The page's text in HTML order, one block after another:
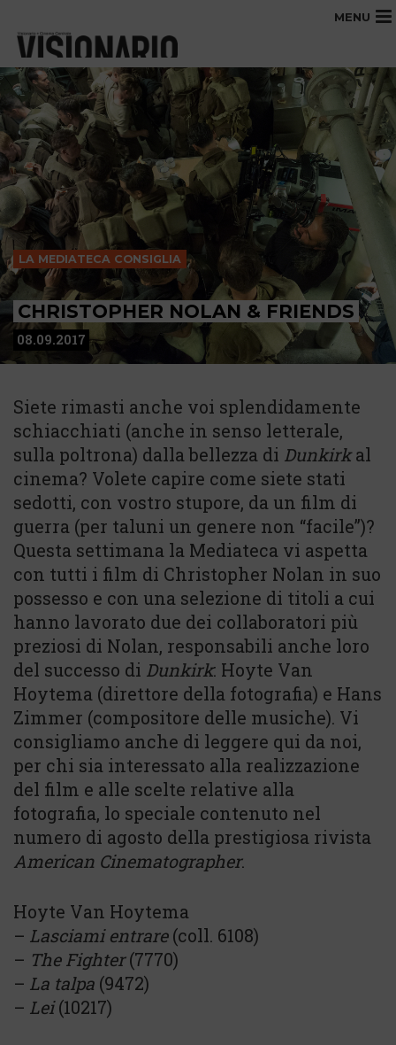
MENU
LA MEDIATECA CONSIGLIA
CHRISTOPHER NOLAN & FRIENDS
08.09.2017
Siete rimasti anche voi splendidamente
schiacchiati (anche in senso letterale,
sulla poltrona) dalla bellezza di Dunkirkal
cinema? Volete capire come siete stati
sedotti, con vostro stupore, da un film di
guerra (per taluni un genere non “facile”)?
Questa settimana la Mediateca vi aspetta
con tutti i film di Christopher Nolan in suo
possesso e con una selezione di titoli a cui
hanno lavorato due dei collaboratori più
preziosi di Nolan, responsabili anche loro
del successo di Dunkirk: Hoyte Van
Hoytema (direttore della fotografia) e Hans
Zimmer (compositore delle musiche). Vi
consigliamo anche di leggere qui da noi,
per chi sia interessato alla realizzazione
del film e alle scelte relative alla
fotografia, lo speciale contenuto nel
numero di agosto della prestigiosa rivista
American Cinematographer.
Hoyte Van Hoytema
– Lasciami entrare(coll. 6108)
– The Fighter(7770)
– La talpa (9472)
– Lei(10217)